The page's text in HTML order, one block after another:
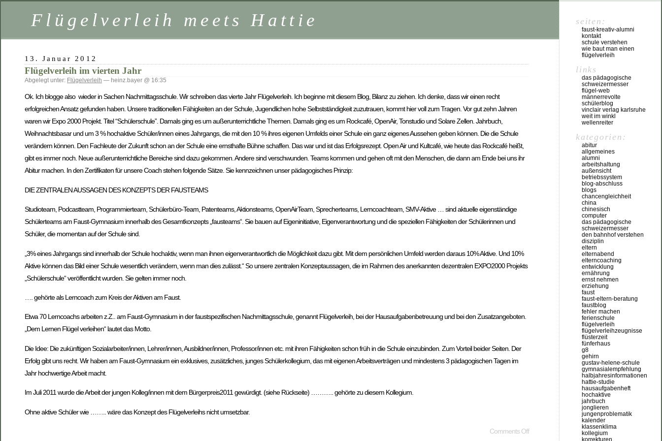
Flügelverleih meets Hattie
13. Januar 2012
Flügelverleih im vierten Jahr
Abgelegt unter: Flügelverleih — heinz.bayer @ 16:35
Ok. Ich blogge also wieder in Sachen Nachmittagsschule. Wir schreiben das vierte Jahr Flügelverleih. Ich beginne mit diesem Blog, Bilanz zu ziehen. Ich denke, dass wir einen recht
erfolgreichen Ansatz gefunden haben. Unsere traditionellen Fähigkeiten an der Schule, Jugendlichen hohe Selbstständigkeit zuzutrauen, kommt hier voll zum Tragen. Vor gut zehn Jahren
waren wir Expo 2000 Projekt. Titel “Schülerschule”. Damals ging es um außerunterrichtliche Themen. Damals ging es um Rockcafé, OpenAir, Tonstudio und Solare Zellen. Jahrbuch,
Weihnachtsbasar und um 3 % hochaktive Schüler/innen eines Jahrgangs, die mit den 10 % ihres eigenen Umfelds einer Schule ein ganz eigenes Aussehen geben können. Die die Schule
verändern können. Den Fachleute der Zukunft schon an der Schule eine ernsthafte Bühne schaffen. Das war und ist das Erfolgsrezept. Open Air und Kultcafé, wie heute das Rockcafé heißt,
gibt es immer noch. Neue außerunterrichtliche Bereiche sind dazu gekommen. Andere sind verschwunden. Teams kommen und gehen oft mit den Menschen, die dann am Ende bei uns ihr
Abitur machen. In den Zertifikaten für unsere Coach stehen folgende Sätze. Sie kennzeichnen unser pädagogisches Prinzip:
DIE ZENTRALEN AUSSAGEN DES KONZEPTS DER FAUSTEAMS
Studioteam, Podcastteam, Programmierteam, Schülerbüro-Team, Patenteams, Aktionsteams, OpenAirTeam, Sprecherteams, Lerncoachteam, SMV-Aktive … sind aktuelle eigenständige
Schülerteams am Faust-Gymnasium innerhalb des Gesamtkonzepts „fausteams“. Sie bauen auf Eigeninitiative, Eigenverantwortung und die speziellen Fähigkeiten der Schülerinnen und
Schüler, die momentan auf der Schule sind.
„3% eines Jahrgangs sind innerhalb der Schule hochaktiv, wenn man ihnen eigenverantwortlich die Möglichkeit dazu gibt. Mit dem persönlichen Umfeld werden daraus 10% Aktive. Und 10%
Aktive können das Bild einer Schule wesentlich verändern, wenn man dies zulässt.“ So unsere zentralen Konzeptaussagen, die im Rahmen des anerkannten dezentralen EXPO2000 Projekts
„Schülerschule“ veröffentlicht wurden. Sie gelten immer noch.
…. gehörte als Lerncoach zum Kreis der Aktiven am Faust.
Etwa 70 Lerncoachs arbeiten z.Z.. am Faust-Gymnasium in der faustspezifischen Nachmittagsschule, genannt Flügelverleih, bei der Hausaufgabenbetreuung und bei den Zusatzangeboten.
„Dem Lernen Flügel verleihen“ lautet das Motto.
Die Idee: Die zukünftigen Sozialarbeiter/innen, Lehrer/innen, Ausbildner/innen, Professor/innen etc. mit ihren Fähigkeiten schon früh in die Schule einzubinden. Zum Vorteil beider Seiten. Der
Erfolg gibt uns recht. Wir haben am Faust-Gymnasium ein exklusives, zusätzliches, junges Schülerkollegium, das mit eigenen Arbeitsverträgen und mindestens 3 pädagogischen Tagen im
Jahr hochwertige Arbeit macht.
Im Juli 2011 wurde die Arbeit der jungen Kolleg/innen mit dem Bürgerpreis2011 gewürdigt. (siehe Rückseite) ……….. gehörte zu diesem Kollegium.
Ohne aktive Schüler wie …….. wäre das Konzept des Flügelverleihs nicht umsetzbar.
Comments Off
seiten:
faust-kreativ-alumni
kontakt
schule verstehen
wie baut man einen
flügelverleih
links
das pädagogische
schweizermesser
flügel-web
männerrevolte
schülerblog
vinclair verlag karlsruhe
weit im winkl
wellenreiter
kategorien:
abitur
allgemeines
alumni
arbeitshaltung
außensicht
betriebssystem
blog-abschluss
blogs
chancengleichheit
china
chinesisch
computer
das pädagogische
schweizermesser
den bahnhof verstehen
disziplin
eltern
elternabend
elterncoaching
entwicklung
ernährung
ernst nehmen
erziehung
faust
faust-eltern-beratung
faustblog
fehler machen
ferienschule
flügelverleih
flügelverleihzeugnisse
flüsterzeit
fünferhaus
g8
gehirn
gustav-helene-schule
gymnasialempfehlung
halbjahresinformationen
hattie-studie
hausaufgabenheft
hochaktive
jahrbuch
jonglieren
jungenproblematik
kalender
klassenklima
kollegium
korrekturen